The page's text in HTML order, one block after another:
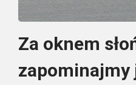
Za oknem
zapominajmy